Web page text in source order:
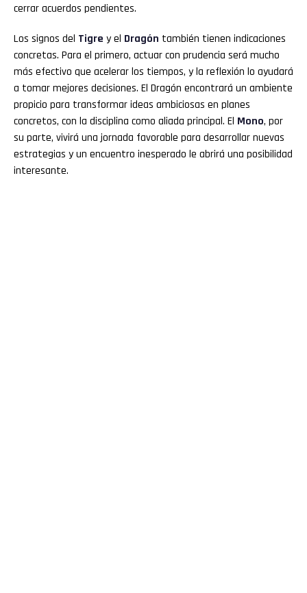
cerrar acuerdos pendientes.
Los signos del Tigre y el Dragón también tienen indicaciones
concretas. Para el primero, actuar con prudencia será mucho
más efectivo que acelerar los tiempos, y la reflexión lo ayudará
a tomar mejores decisiones. El Dragón encontrará un ambiente
propicio para transformar ideas ambiciosas en planes
concretos, con la disciplina como aliada principal. El Mono, por
su parte, vivirá una jornada favorable para desarrollar nuevas
estrategias y un encuentro inesperado le abrirá una posibilidad
interesante.